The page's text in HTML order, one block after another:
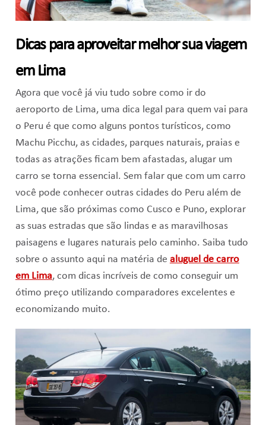
Dicas para aproveitar melhor sua viagem
em Lima
Agora que você já viu tudo sobre como ir do
aeroporto de Lima, uma dica legal para quem vai para
o Peru é que como alguns pontos turísticos, como
Machu Picchu, as cidades, parques naturais, praias e
todas as atrações ficam bem afastadas, alugar um
carro se torna essencial. Sem falar que com um carro
você pode conhecer outras cidades do Peru além de
Lima, que são próximas como Cusco e Puno, explorar
as suas estradas que são lindas e as maravilhosas
paisagens e lugares naturais pelo caminho. Saiba tudo
sobre o assunto aqui na matéria de aluguel de carro
em Lima, com dicas incríveis de como conseguir um
ótimo preço utilizando comparadores excelentes e
economizando muito.